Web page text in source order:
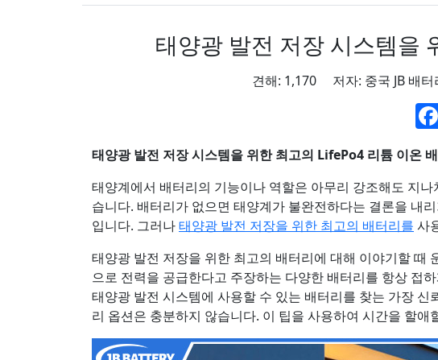
태양광 발전 저장 시스템을
견해: 1,170 저자: 중국 JB
태양광 발전 저장 시스템을 위한 최고의 LifePo4 리튬 이온
태양계에서 배터리의 기능이나 역할은 아무리 강조해도 지
습니다. 배터리가 없으면 태양계가 불완전하다는 결론을 내
입니다. 그러나태양광 발전 저장을 위한 최고의 배터리를 사
태양광 발전 저장을 위한 최고의 배터리에 대해 이야기할 때
으로 전력을 공급한다고 주장하는 다양한 배터리를 항상 접
태양광 발전 시스템에 사용할 수 있는 배터리를 찾는 가장
리 옵션은 충분하지 않습니다. 이 팁을 사용하여 시간을 할애